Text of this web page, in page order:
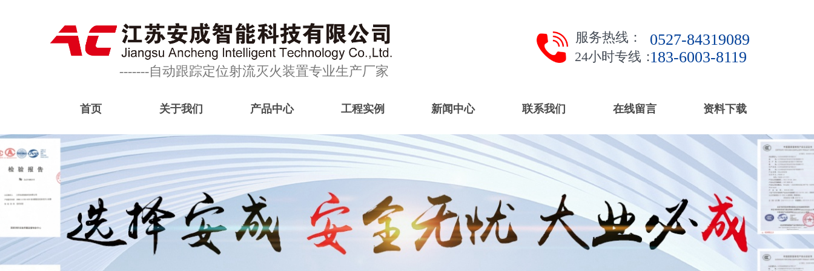
-------自动跟踪定位射流灭火装置专业生产厂家
服务热线：
0527-84319089
183-6003-8119
24小时专线：
首页 关于我们 产品中心 工程实例 新闻中心 联系我们 在线留言 资料下载